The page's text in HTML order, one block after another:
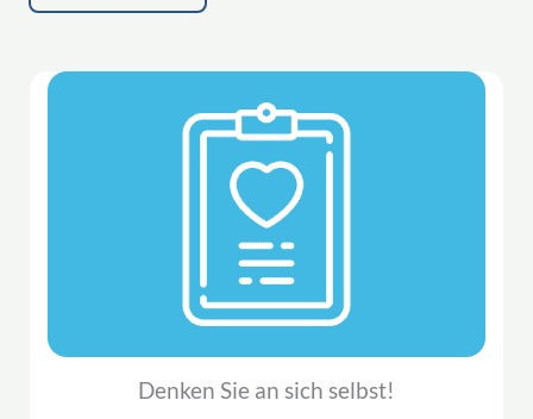
Denken Sie an sich selbst!